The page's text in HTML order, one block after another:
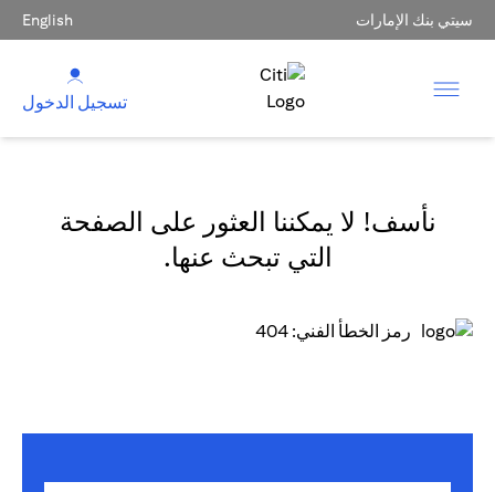
سيتي بنك الإمارات English
تسجيل الدخول
نأسف! لا يمكننا العثور على الصفحة
التي تبحث عنها.
رمز الخطأ الفني: 404